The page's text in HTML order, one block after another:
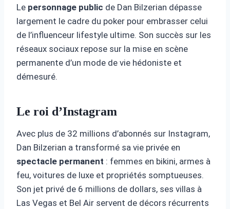
Le personnage public de Dan Bilzerian dépasse
largement le cadre du poker pour embrasser celui
de l’influenceur lifestyle ultime. Son succès sur les
réseaux sociaux repose sur la mise en scène
permanente d’un mode de vie hédoniste et
démesuré.
Le roi d’Instagram
Avec plus de 32 millions d’abonnés sur Instagram,
Dan Bilzerian a transformé sa vie privée en
spectacle permanent : femmes en bikini, armes à
feu, voitures de luxe et propriétés somptueuses.
Son jet privé de 6 millions de dollars, ses villas à
Las Vegas et Bel Air servent de décors récurrents